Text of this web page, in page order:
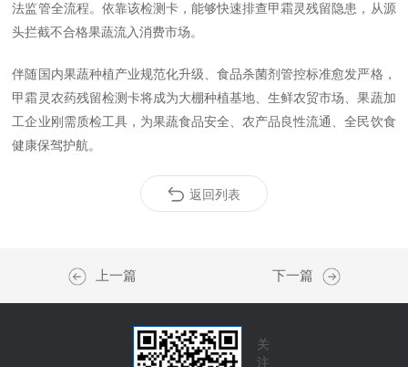
法监管全流程。依靠该检测卡，能够快速排查甲霜灵残留隐患，从源
头拦截不合格果蔬流入消费市场。
伴随国内果蔬种植产业规范化升级、食品杀菌剂管控标准愈发严格，
甲霜灵农药残留检测卡将成为大棚种植基地、生鲜农贸市场、果蔬加
工企业刚需质检工具，为果蔬食品安全、农产品良性流通、全民饮食
健康保驾护航。
返回列表
上一篇 下一篇
关
注